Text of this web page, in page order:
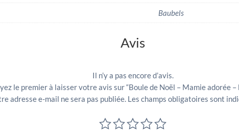
Baubels
Avis
Il n’y a pas encore d’avis.
le premier à laisser votre avis sur “Boule de Noël – Mamie adorée –
adresse e-mail ne sera pas publiée. Les champs obligatoires sont